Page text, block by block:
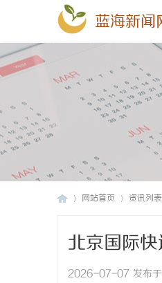
蓝海新闻
网站首页 资讯列表
北京国际
2026-07-07 发布于